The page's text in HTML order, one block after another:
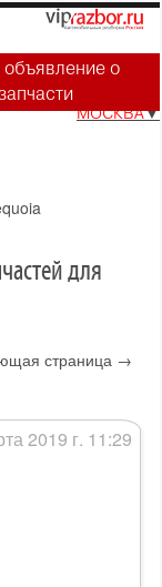
о
МОСКВА▼
для
страница →
2019 г. 11:29